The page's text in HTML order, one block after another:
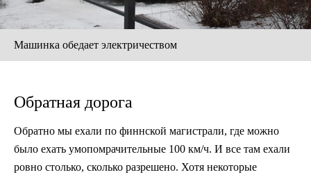
Машинка обедает электричеством
Обратная дорога
Обратно мы ехали по финнской магистрали, где можно
было ехать умопомрачительные 100 км/ч. И все там ехали
ровно столько, сколько разрешено. Хотя некоторые